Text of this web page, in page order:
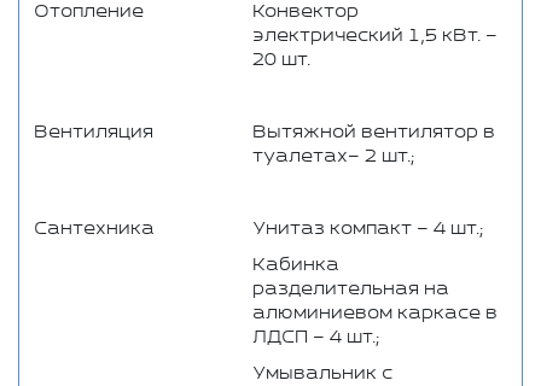
Отопление
Конвектор
электрический 1,5 кВт. –
20 шт.
Вентиляция
Вытяжной вентилятор в
туалетах– 2 шт.;
Сантехника
Унитаз компакт – 4 шт.;
Кабинка
разделительная на
алюминиевом каркасе в
ЛДСП – 4 шт.;
Умывальник с